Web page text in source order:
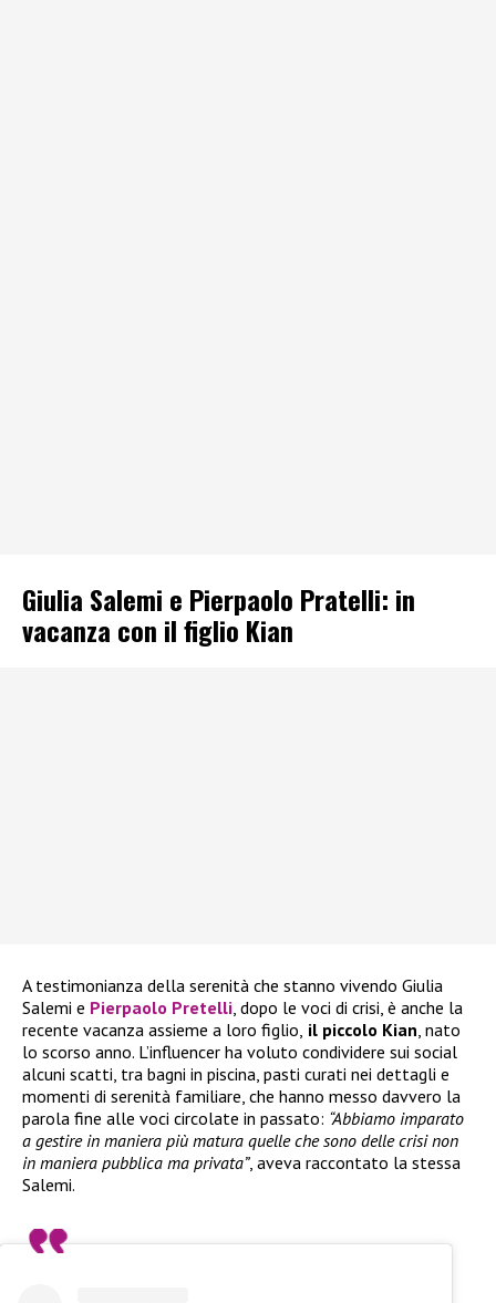
Giulia Salemi e Pierpaolo Pratelli: in
vacanza con il figlio Kian
A testimonianza della serenità che stanno vivendo Giulia
Salemi e Pierpaolo Pretelli , dopo le voci di crisi, è anche la
recente vacanza assieme a loro figlio, il piccolo Kian , nato
lo scorso anno. L’influencer ha voluto condividere sui social
alcuni scatti, tra bagni in piscina, pasti curati nei dettagli e
momenti di serenità familiare, che hanno messo davvero la
parola fine alle voci circolate in passato: “Abbiamo imparato
a gestire in maniera più matura quelle che sono delle crisi non
in maniera pubblica ma privata”, aveva raccontato la stessa
Salemi.